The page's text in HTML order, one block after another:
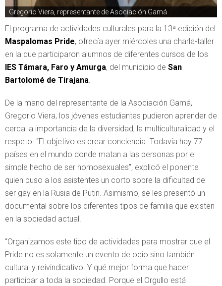
Gregorio Viera, representante de Asociación Gamá
El programa de actividades culturales para la 13ª edición del
Maspalomas Pride, ofrecía ayer miércoles una charla-taller
en la que participaron alumnos de diferentes cursos de los
IES Támara, Faro y Amurga, del municipio de San
Bartolomé de Tirajana.
De la mano del representante de la Asociación Gamá,
Gregorio Viera, los jóvenes estudiantes pudieron aprender de
cerca la importancia de la diversidad, la multiculturalidad y el
respeto. “El objetivo es crear conciencia. Todavía hay 77
países en el mundo donde matan a las personas por el
simple hecho de ser homosexuales”, explicó el ponente
quien puso a los asistentes un corto sobre la dificultad de
ser gay en la Rusia de Putin. Asimismo, se les presentó un
documental sobre los diferentes tipos de familia que existen
en la sociedad actual.
“Organizamos este tipo de actividades para mostrar que el
Pride no es solamente un evento de ocio sino también
cultural y reivindicativo. Y qué mejor forma que hacer
participar a toda la sociedad. Porque el Orgullo está